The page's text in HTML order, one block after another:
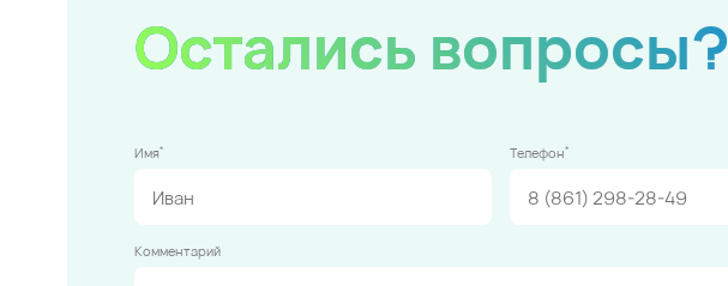
Остались вопросы?
Имя* Телефон*
Комментарий